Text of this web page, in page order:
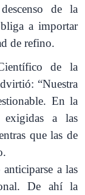
de la
a importar
de refino.
de la
“Nuestra
En la
exigidas a las
que las de
a las
De ahí la